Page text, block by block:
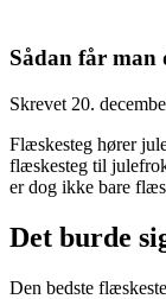
Sådan får man
Skrevet 20.
Flæskesteg hører
flæskesteg til
er dog ikke bare
Det burde
Den bedste